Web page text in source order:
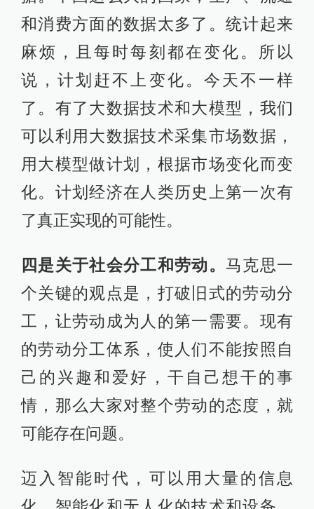
和消费方面的数据太多了。统计起来
麻烦，且每时每刻都在变化。所以
说，计划赶不上变化。今天不一样
了。有了大数据技术和大模型，我们
可以利用大数据技术采集市场数据，
用大模型做计划，根据市场变化而变
化。计划经济在人类历史上第一次有
了真正实现的可能性。
四是关于社会分工和劳动。 马克思一
个关键的观点是，打破旧式的劳动分
工，让劳动成为人的第一需要。现有
的劳动分工体系，使人们不能按照自
己的兴趣和爱好，干自己想干的事
情，那么大家对整个劳动的态度，就
可能存在问题。
迈入智能时代，可以用大量的信息